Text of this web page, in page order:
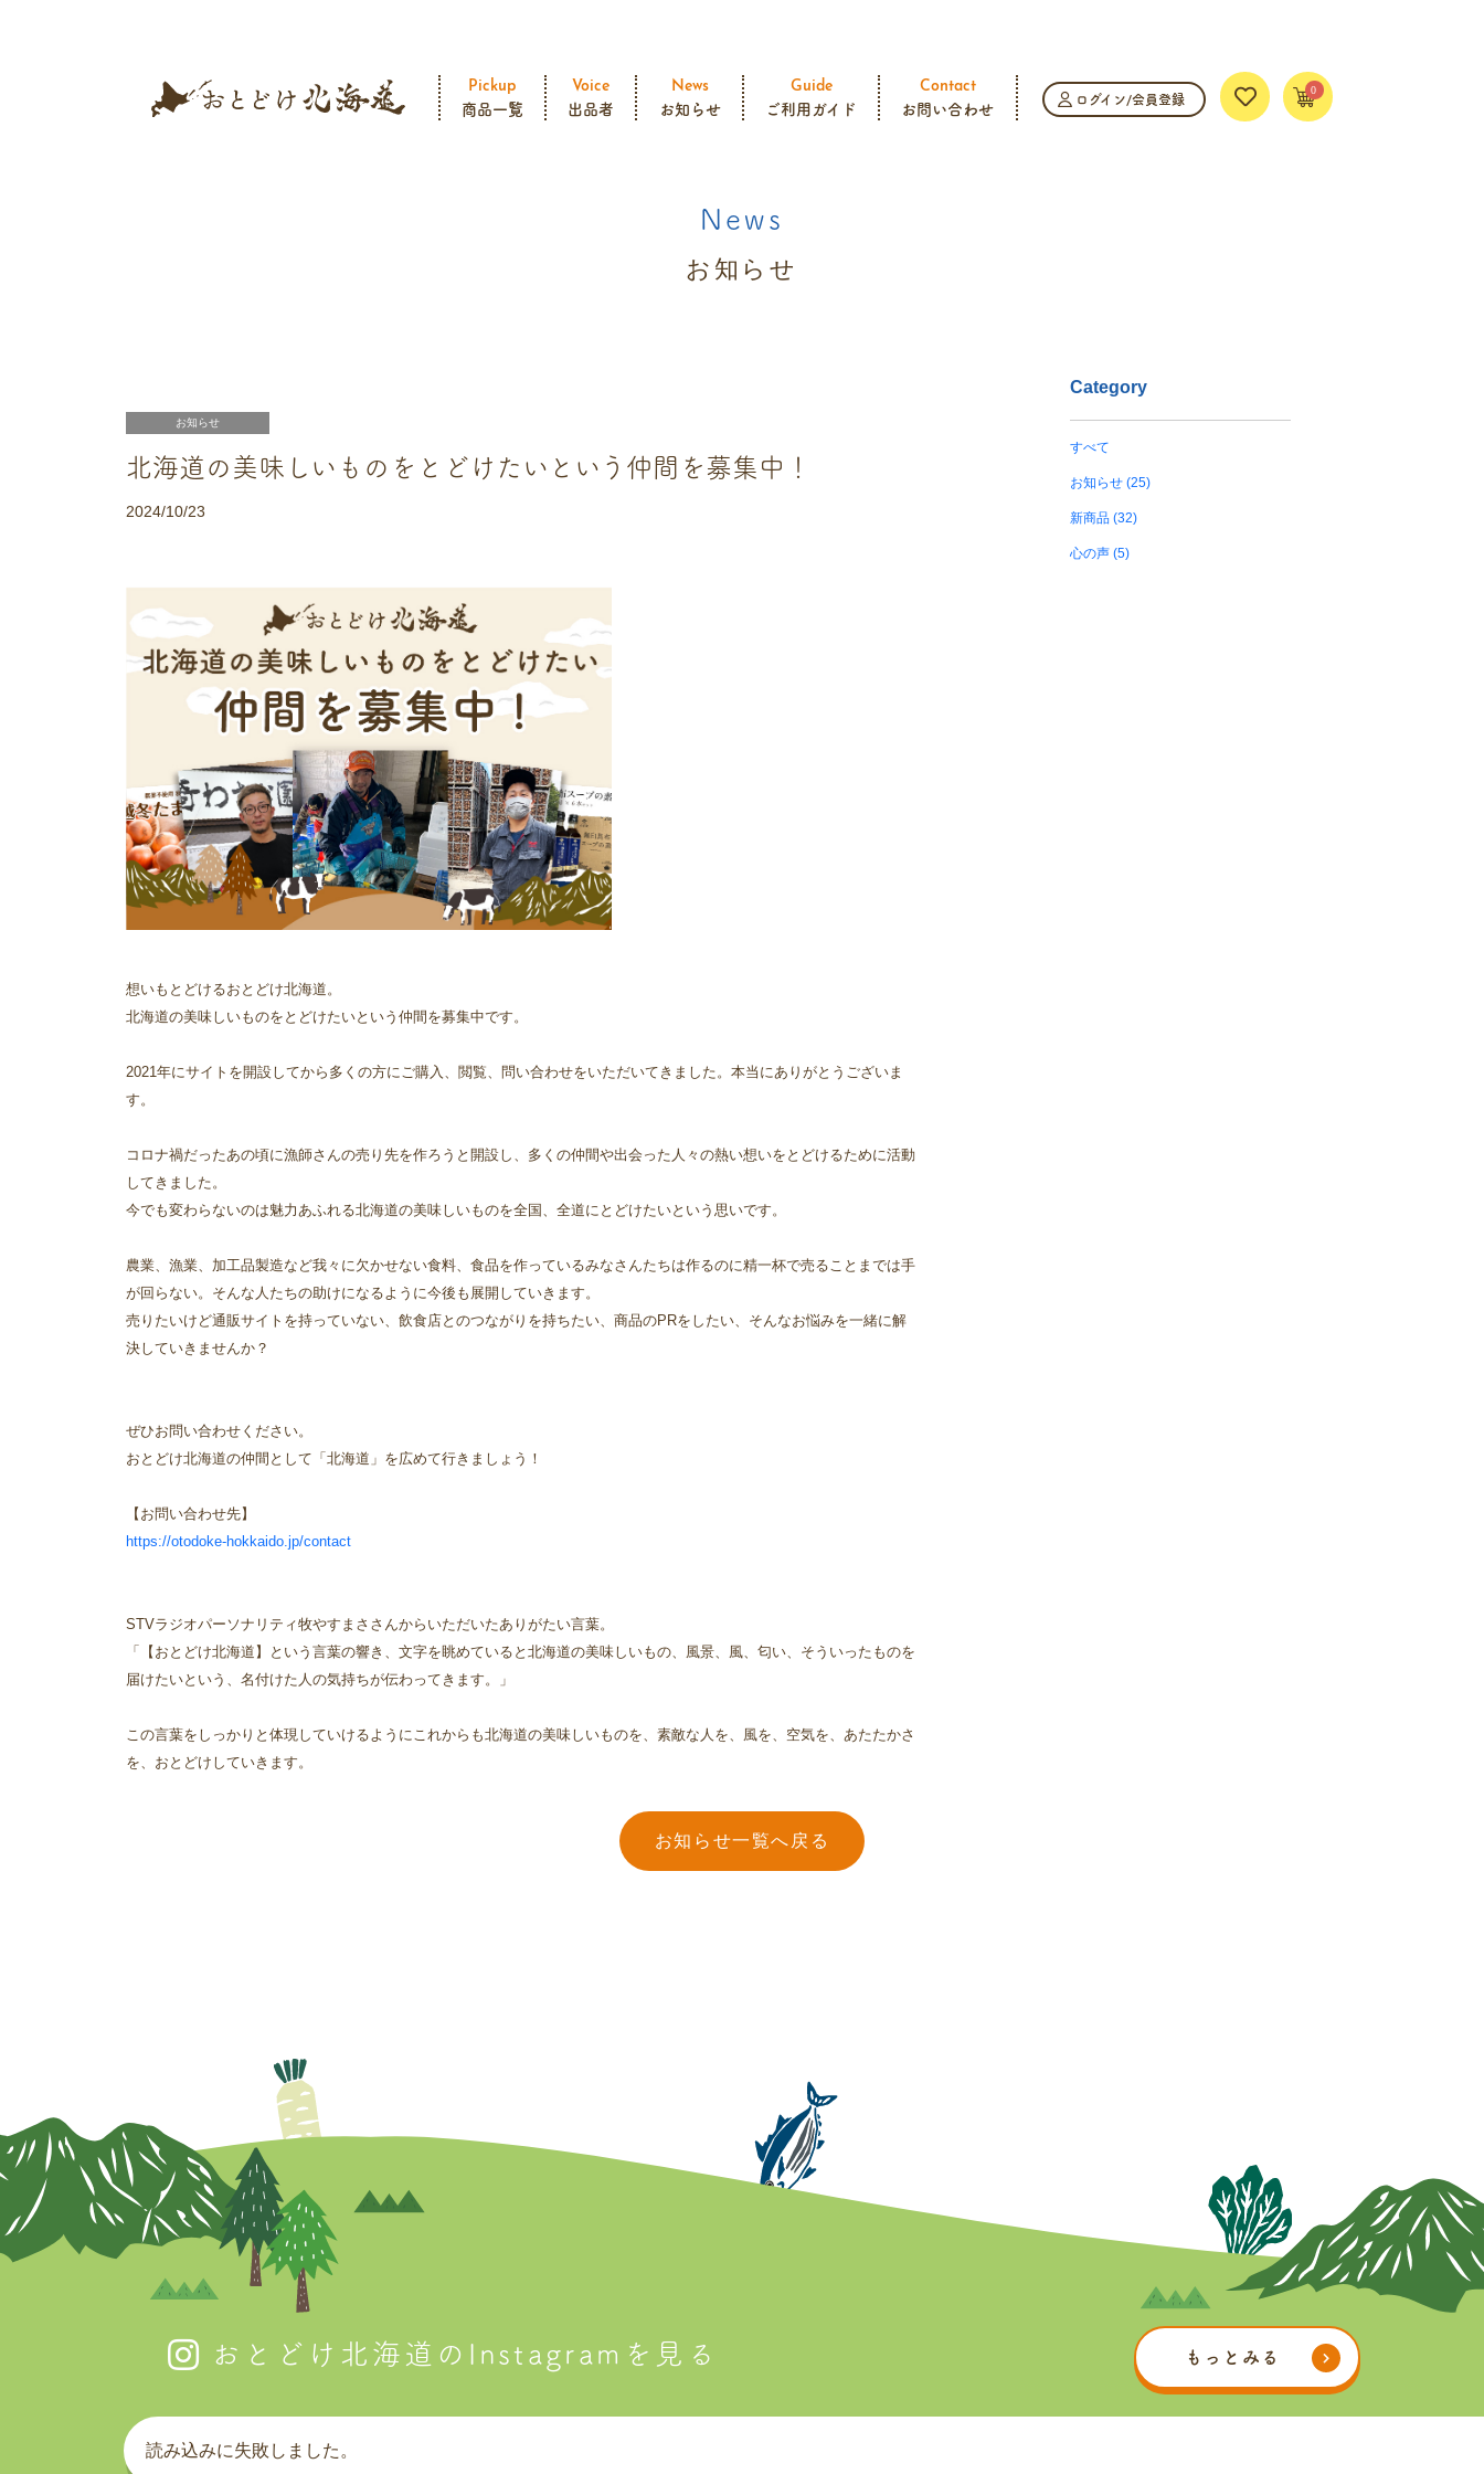
Pickup
商品一覧
Voice
出品者
News
お知らせ
Guide
ご利用ガイド
Contact
お問い合わせ
ログイン/会員登録
0
News
お知らせ
お知らせ
北海道の美味しいものをとどけたいという仲間を募集中！
2024/10/23
想いもとどけるおとどけ北海道。
北海道の美味しいものをとどけたいという仲間を募集中です。
2021年にサイトを開設してから多くの方にご購入、閲覧、問い合わせをいただいてきました。 本当にありがとうございま
す。
コロナ禍だったあの頃に漁師さんの売り先を作ろうと開設し、多くの仲間や出会った人々の熱い想いをとどけるために活動
してきました。
今でも変わらないのは魅力あふれる北海道の美味しいものを全国、全道にとどけたいという思いです。
農業、漁業、加工品製造など我々に欠かせない食料、食品を作っているみなさんたちは作るのに精一杯で売ることまでは手
が回らない。そんな人たちの助けになるように今後も展開していきます。
売りたいけど通販サイトを持っていない、飲食店とのつながりを持ちたい、商品のPRをしたい、そんなお悩みを一緒に解
決していきませんか？
ぜひお問い合わせください。
おとどけ北海道の仲間として「北海道」を広めて行きましょう！
【お問い合わせ先】
https://otodoke-hokkaido.jp/contact
STVラジオパーソナリティ牧やすまささんからいただいたありがたい言葉。
「【おとどけ北海道】という言葉の響き、文字を眺めていると北海道の美味しいもの、風景、風、匂い、そういったものを
届けたいという、名付けた人の気持ちが伝わってきます。」
この言葉をしっかりと体現していけるようにこれからも北海道の美味しいものを、素敵な人を、風を、空気を、あたたかさ
を、おとどけしていきます。
Category
すべて
お知らせ (25)
新商品 (32)
心の声 (5)
お知らせ一覧へ戻る
おとどけ北海道のInstagramを見る もっとみる
読み込みに失敗しました。